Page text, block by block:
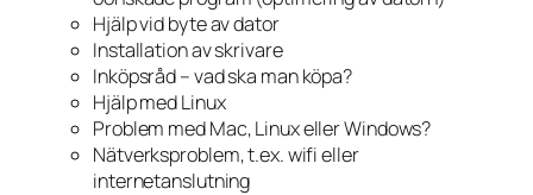
Hjälp vid byte av dator
Installation av skrivare
Inköpsråd – vad ska man köpa?
Hjälp med Linux
Problem med Mac, Linux eller Windows?
Nätverksproblem, t.ex. wifi eller
internetanslutning